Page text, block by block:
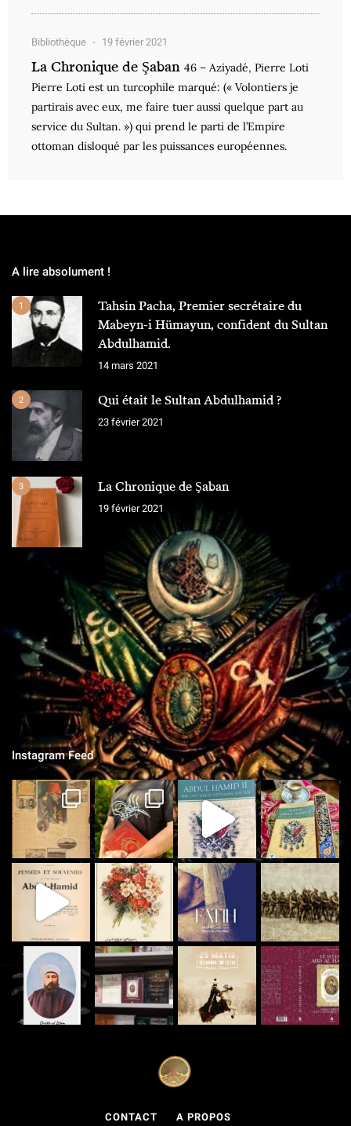
Bibliothèque 19 février 2021
La Chronique de Şaban 46 – Aziyadé, Pierre Loti
Pierre Loti est un turcophile marqué: (« Volontiers je
partirais avec eux, me faire tuer aussi quelque part au
service du Sultan. ») qui prend le parti de l’Empire
ottoman disloqué par les puissances européennes.
A lire absolument !
1
Tahsin Pacha, Premier secrétaire du
Mabeyn-i Hümayun, confident du Sultan
Abdulhamid.
14 mars 2021
2 Qui était le Sultan Abdulhamid ?
23 février 2021
3 La Chronique de Şaban
19 février 2021
L'ÉQUIPE
Chroniques Ottomanes
"Si je tombe sur le champ de bataille, qu'on grave sur la pierre,
qu'on ne vit que ce que nous réserve notre destin..."
Instagram Feed
CONTACT A PROPOS